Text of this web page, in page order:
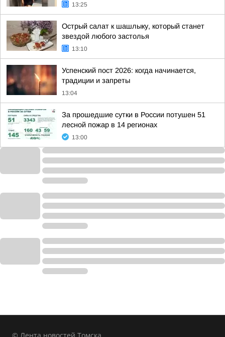
13:25
Острый салат к шашлыку, который станет
звездой любого застолья
13:10
Успенский пост 2026: когда начинается,
традиции и запреты
13:04
За прошедшие сутки в России потушен 51
лесной пожар в 14 регионах
13:00